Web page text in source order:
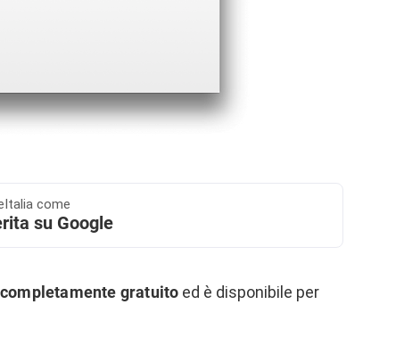
come
su Google
completamente gratuito ed è disponibile per